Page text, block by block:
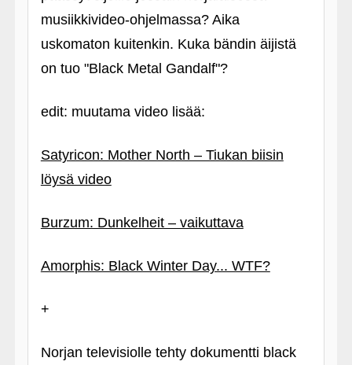
musiikkivideo-ohjelmassa? Aika
uskomaton kuitenkin. Kuka bändin äijistä
on tuo "Black Metal Gandalf"?
edit: muutama video lisää:
Satyricon: Mother North – Tiukan biisin
löysä video
Burzum: Dunkelheit – vaikuttava
Amorphis: Black Winter Day... WTF?
+
Norjan televisiolle tehty dokumentti black